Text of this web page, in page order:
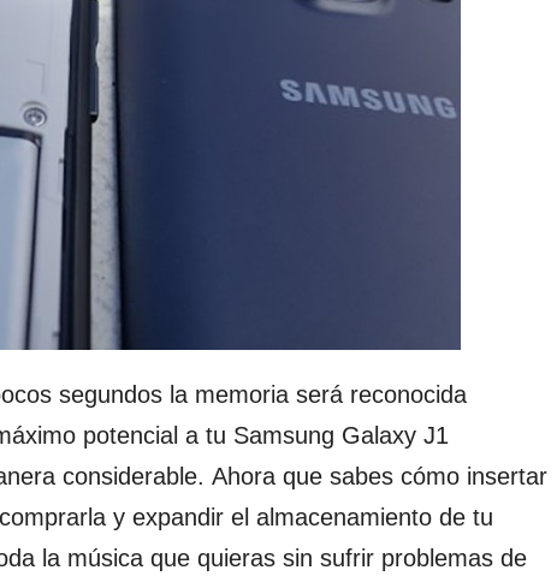
segundos la memoria será reconocida
potencial a tu Samsung Galaxy J1
considerable. Ahora que sabes cómo insertar
y expandir el almacenamiento de tu
la música que quieras sin sufrir problemas de